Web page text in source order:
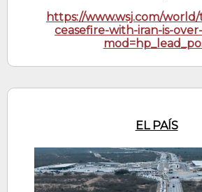
https://www.wsj.com/
ceasefire-with-iran-is-
EL PAÍS